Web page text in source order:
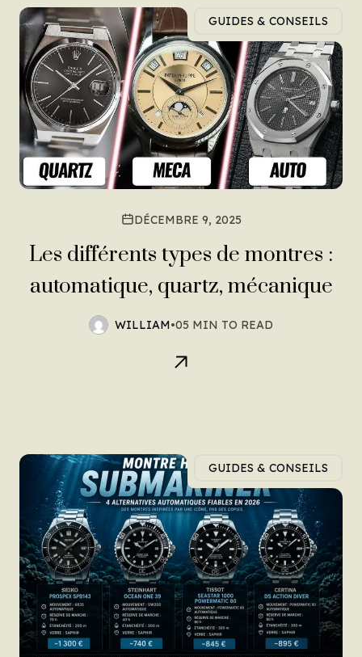
GUIDES & CONSEILS
DÉCEMBRE 9, 2025
Les différents types de montres :
automatique, quartz, mécanique
WILLIAM•05 MIN TO READ
GUIDES & CONSEILS